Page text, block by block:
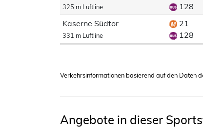
325 m Luftline
128
Kaserne Südtor
331 m Luftline
21
128
Verkehrsinformationen basierend auf den Daten
Angebote in dieser